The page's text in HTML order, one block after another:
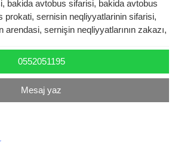
bakida avtobus sifarisi, bakida avtobus
prokati, sernisin neqliyyatlarinin sifarisi,
sernişin neqliyyatlarının zakazı,
0552051195
Mesaj yaz